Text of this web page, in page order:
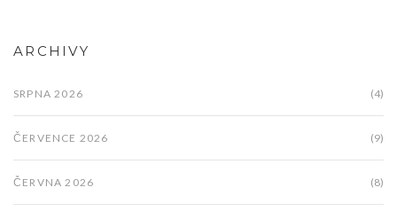
ARCHIVY
SRPNA 2026 (4)
ČERVENCE 2026 (9)
ČERVNA 2026 (8)